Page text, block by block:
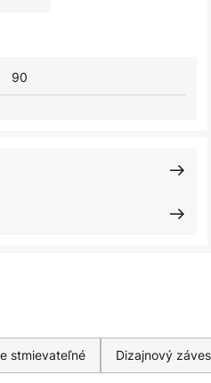
90
stmievateľné Dizajnový